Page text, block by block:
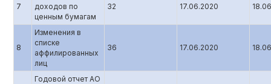
7
доходов по
ценным бумагам
32 17.06.2020
8
Изменения в
списке
аффилированных
лиц
36 17.06.2020
Годовой отчет АО